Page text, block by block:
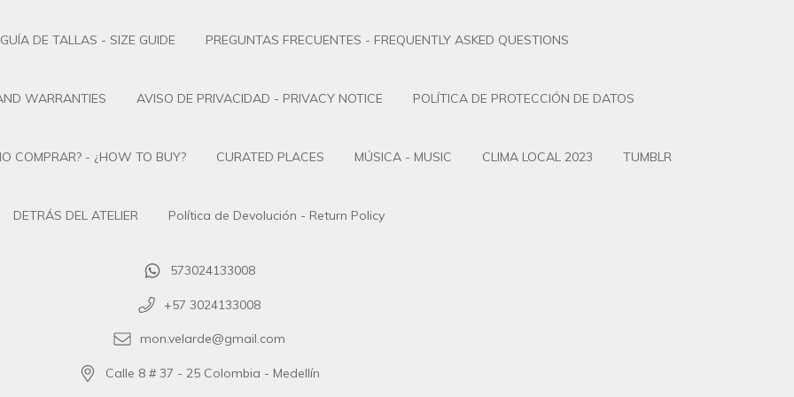
GUÍA DE TALLAS - SIZE GUIDE PREGUNTAS FRECUENTES - FREQUENTLY ASKED QUESTIONS
WARRANTIES AVISO DE PRIVACIDAD - PRIVACY NOTICE POLÍTICA DE PROTECCIÓN DE DATOS
COMPRAR? - ¿HOW TO BUY? CURATED PLACES MÚSICA - MUSIC CLIMA LOCAL 2023 TUMBLR
DETRÁS DEL ATELIER Política de Devolución - Return Policy
573024133008
+57 3024133008
mon.velarde@gmail.com
Calle 8 # 37 - 25 Colombia - Medellín